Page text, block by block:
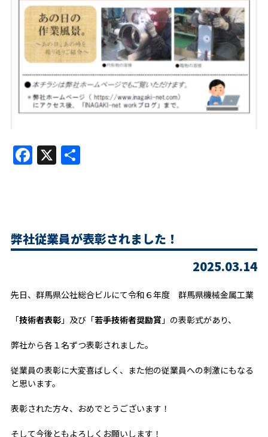
Facebook
X 共
有
弊社従業員が表彰されました！
2025.03.14
先日、群馬県公社総合ビルにて令和６年度 群馬県機械金属工業
「技術者表彰」及び「若手技術者奨励賞」の表彰式があり、
弊社から各１名ずつ表彰されました。
従業員の表彰に大変喜ばしく、また他の従業員への刺激にもなる
と思います。
表彰された方々、おめでとうございます！
そして今後ともよろしくお願いします！